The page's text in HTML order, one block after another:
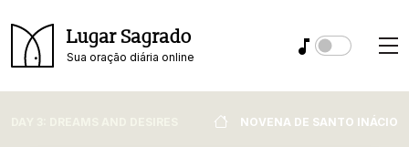
Lugar Sagrado
Sua oração diária online
NOVENA DE SANTO INÁCIO